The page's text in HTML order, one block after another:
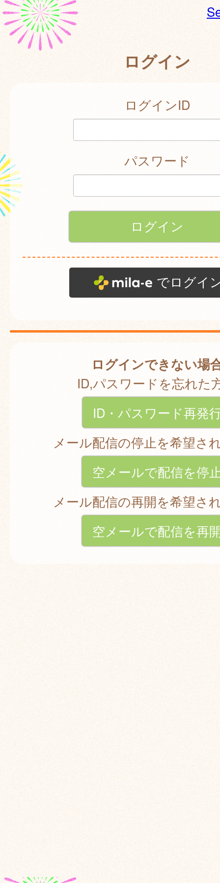
ログイン
ログインID
パスワード
でログイ
ログインできない場
ID,パスワードを忘れた
ID・パスワード再発
メール配信の停止を希望さ
空メールで配信を停
メール配信の再開を希望さ
空メールで配信を再